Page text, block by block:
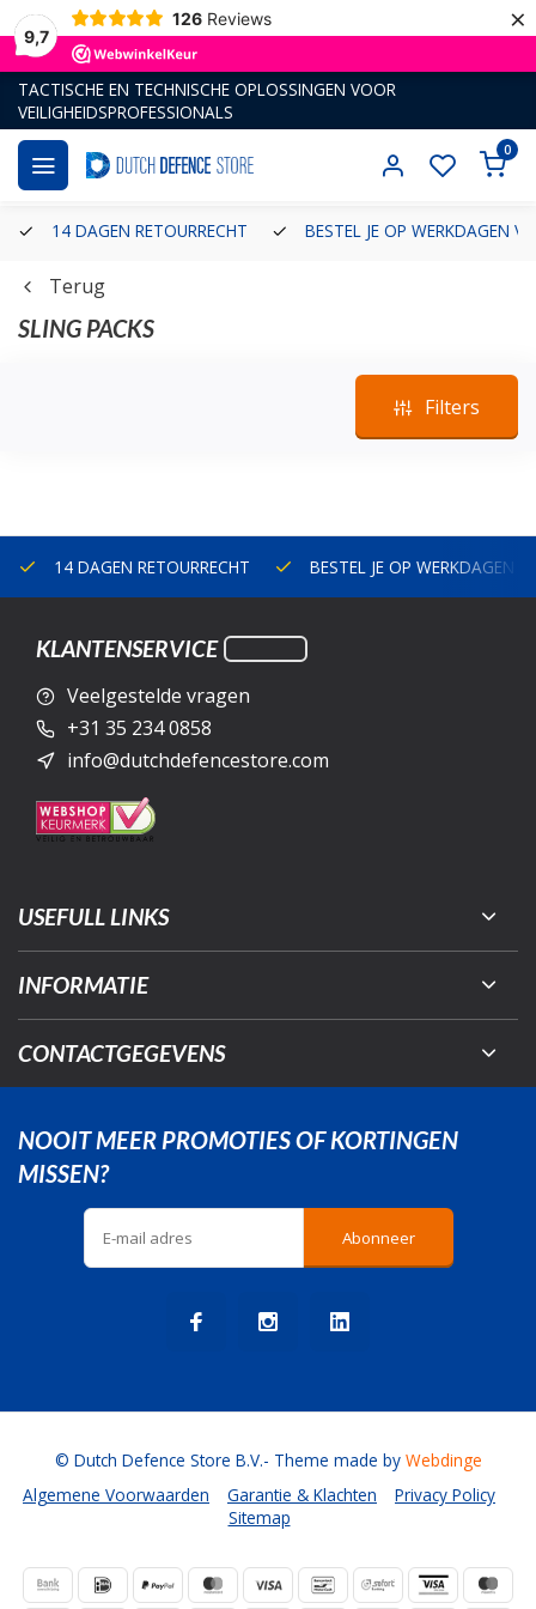
9,7
126 Reviews ×
TACTISCHE EN TECHNISCHE OPLOSSINGEN VOOR
VEILIGHEIDSPROFESSIONALS
0
14 DAGEN RETOURRECHT BESTEL JE OP WERKDAGEN
Terug
SLING PACKS
Filters
14 DAGEN RETOURRECHT BESTEL JE OP WERKDAGEN
KLANTENSERVICE
Veelgestelde vragen
+31 35 234 0858
info@dutchdefencestore.com
USEFULL LINKS
INFORMATIE
CONTACTGEGEVENS
NOOIT MEER PROMOTIES OF KORTINGEN
MISSEN?
Abonneer
Algemene Voorwaarden Garantie & Klachten
Privacy Policy
Sitemap
© Dutch Defence Store B.V.- Theme made by Webdinge